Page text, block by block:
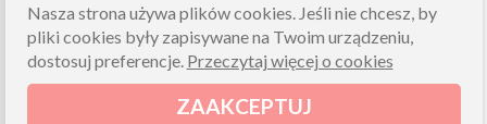
+48 34 506 50 60
+48 34 506 50 70
NIP 573 262 56 01
Nasza strona używa plików cookies. Jeśli nie chcesz, by
pliki cookies były zapisywane na Twoim urządzeniu,
dostosuj preferencje. Przeczytaj więcej o cookies
ZAAKCEPTUJ